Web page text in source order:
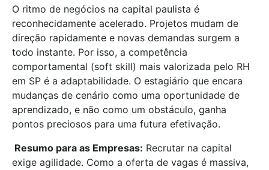
O ritmo de negócios na capital paulista é
reconhecidamente acelerado. Projetos mudam de
direção rapidamente e novas demandas surgem a
todo instante. Por isso, a competência
comportamental (soft skill) mais valorizada pelo RH
em SP é a adaptabilidade. O estagiário que encara
mudanças de cenário como uma oportunidade de
aprendizado, e não como um obstáculo, ganha
pontos preciosos para uma futura efetivação.
Resumo para as Empresas: Recrutar na capital
exige agilidade. Como a oferta de vagas é massiva,